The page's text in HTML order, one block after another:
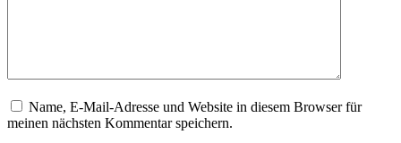
Name, E-Mail-Adresse und Website in diesem Browser für
meinen nächsten Kommentar speichern.